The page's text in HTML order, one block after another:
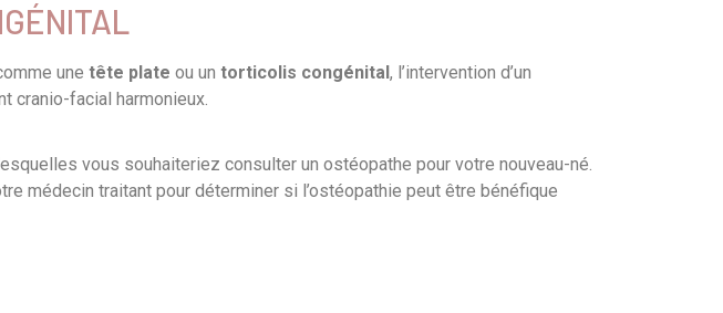
une tête plate ou un torticolis congénital , l’intervention d’un
cranio-facial harmonieux.
vous souhaiteriez consulter un ostéopathe pour votre nouveau-né.
médecin traitant pour déterminer si l’ostéopathie peut être bénéfique